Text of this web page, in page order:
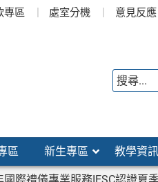
專區 處室分機 意見反應
區 新生專區 教學資訊